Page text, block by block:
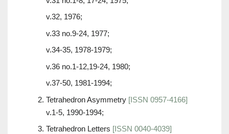
v.32, 1976;
v.33 no.9-24, 1977;
v.34-35, 1978-1979;
v.36 no.1-12,19-24, 1980;
v.37-50, 1981-1994;
Tetrahedron Asymmetry [ISSN 0957-4166]
v.1-5, 1990-1994;
Tetrahedron Letters [ISSN 0040-4039]